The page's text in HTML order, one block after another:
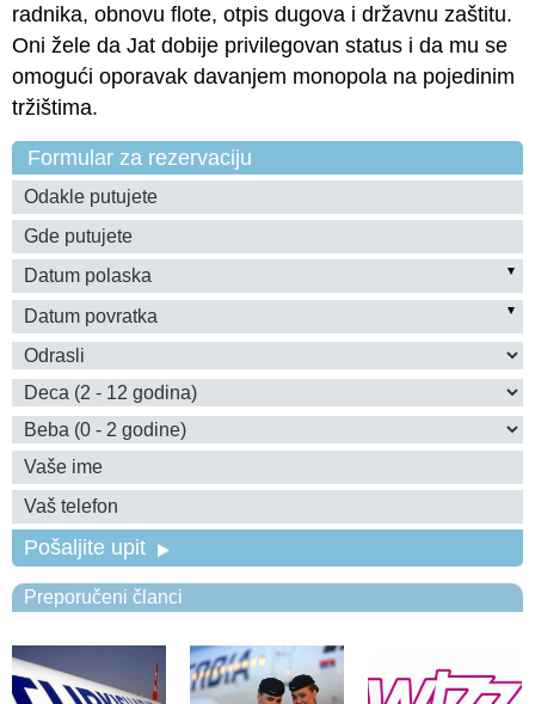
radnika, obnovu flote, otpis dugova i državnu zaštitu.
Oni žele da Jat dobije privilegovan status i da mu se
omogući oporavak davanjem monopola na pojedinim
tržištima.
Formular za rezervaciju
Pošaljite upit
Preporučeni članci